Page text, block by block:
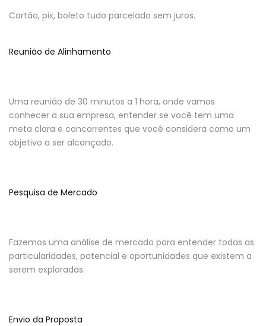
Cartão, pix, boleto tudo parcelado sem juros.
Reunião de Alinhamento
Uma reunião de 30 minutos a 1 hora, onde vamos
conhecer a sua empresa, entender se você tem uma
meta clara e concorrentes que você considera como um
objetivo a ser alcançado.
Pesquisa de Mercado
Fazemos uma análise de mercado para entender todas as
particularidades, potencial e oportunidades que existem a
serem exploradas.
Envio da Proposta